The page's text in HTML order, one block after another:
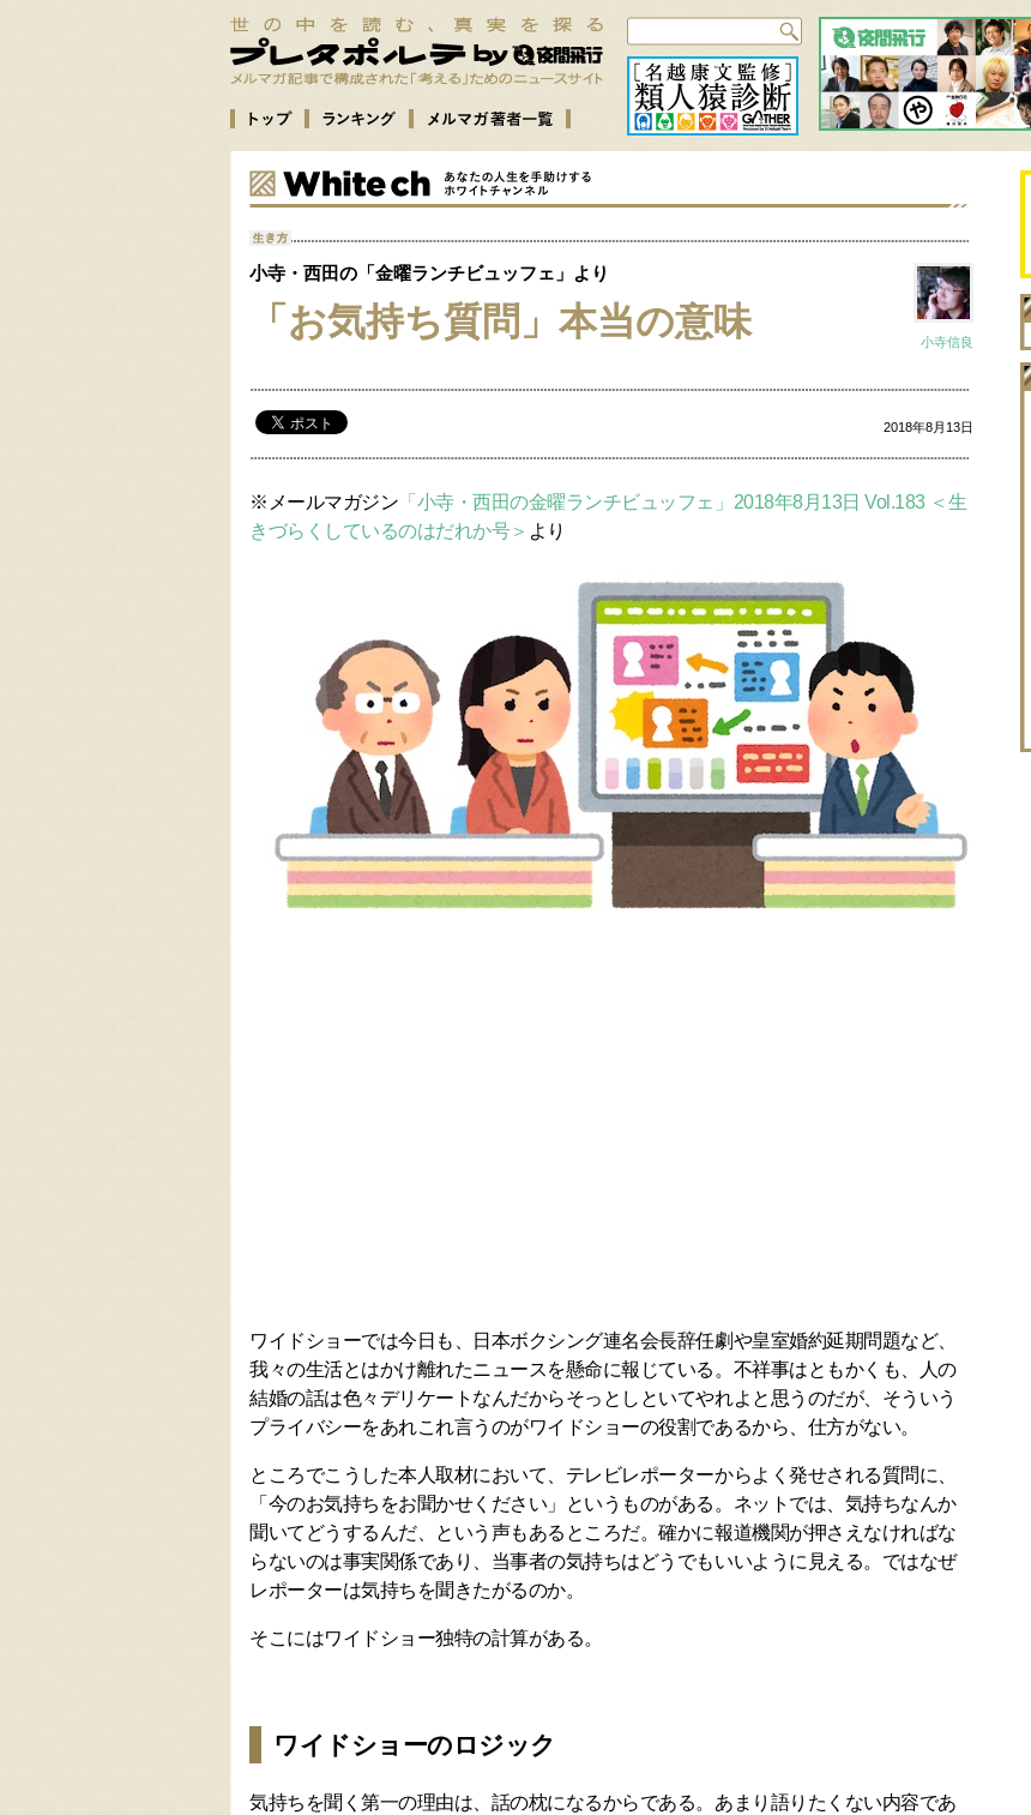
小寺信良
小寺・西田の「金曜ランチビュッフェ」より
「お気持ち質問」本当の意味
2018年8月13日
※メールマガジン 「小寺・西田の金曜ランチビュッフェ」2018年8月13日 Vol.183 ＜生
きづらくしているのはだれか号＞ より
ワイドショーでは今日も、日本ボクシング連名会長辞任劇や皇室婚約延期問題など、
我々の生活とはかけ離れたニュースを懸命に報じている。不祥事はともかくも、人の
結婚の話は色々デリケートなんだからそっとしといてやれよと思うのだが、そういう
プライバシーをあれこれ言うのがワイドショーの役割であるから、仕方がない。
ところでこうした本人取材において、テレビレポーターからよく発せされる質問に、
「今のお気持ちをお聞かせください」というものがある。ネットでは、気持ちなんか
聞いてどうするんだ、という声もあるところだ。確かに報道機関が押さえなければな
らないのは事実関係であり、当事者の気持ちはどうでもいいように見える。ではなぜ
レポーターは気持ちを聞きたがるのか。
そこにはワイドショー独特の計算がある。
ワイドショーのロジック
気持ちを聞く第一の理由は、話の枕になるからである。あまり語りたくない内容であ